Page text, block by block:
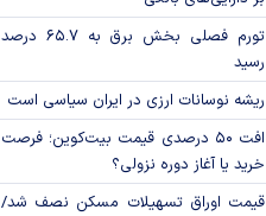
تورم فصلی بخش برق به ۶۵.۷ درصد
رسید
ریشه نوسانات ارزی در ایران سیاسی است
افت ۵۰ درصدی قیمت بیت‌کوین؛ فرصت
خرید یا آغاز دوره نزولی؟
قیمت اوراق تسهیلات مسکن نصف شد/